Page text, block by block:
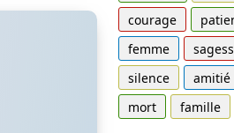
courage
femme
silence
amitié
mort
famille